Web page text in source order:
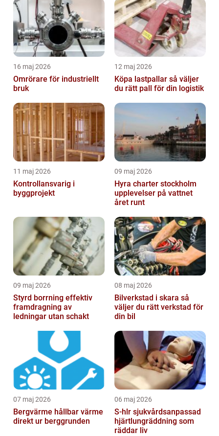
16 maj 2026
Omrörare för industriellt
bruk
12 maj 2026
Köpa lastpallar så väljer
du rätt pall för din logistik
11 maj 2026
Kontrollansvarig i
byggprojekt
09 maj 2026
Hyra charter stockholm
upplevelser på vattnet
året runt
09 maj 2026
Styrd borrning effektiv
framdragning av
ledningar utan schakt
08 maj 2026
Bilverkstad i skara så
väljer du rätt verkstad för
din bil
07 maj 2026
Bergvärme hållbar värme
direkt ur berggrunden
06 maj 2026
S-hlr sjukvårdsanpassad
hjärtlungräddning som
räddar liv